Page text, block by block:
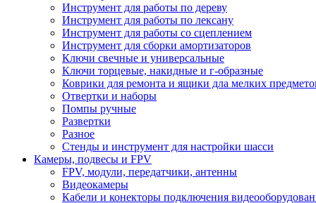
Инструмент для работы по дереву
Инструмент для работы по лексану
Инструмент для работы со сцеплением
Инструмент для сборки амортизаторов
Ключи свечные и универсальные
Ключи торцевые, накидные и г-образные
Коврики для ремонта и ящики дла мелких
Отвертки и наборы
Помпы ручные
Развертки
Разное
Стенды и инструмент для настройки шасси
Камеры, подвесы и FPV
FPV, модули, передатчики, антенны
Видеокамеры
Кабели и конекторы подключения